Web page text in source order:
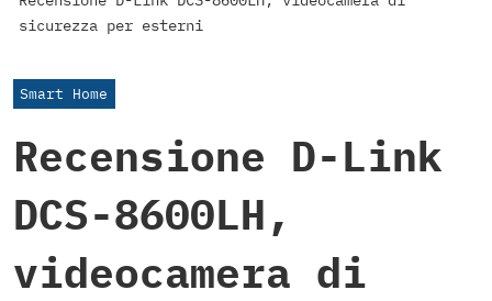
sicurezza per esterni
Smart Home
Recensione D-Link
DCS-8600LH,
videocamera di